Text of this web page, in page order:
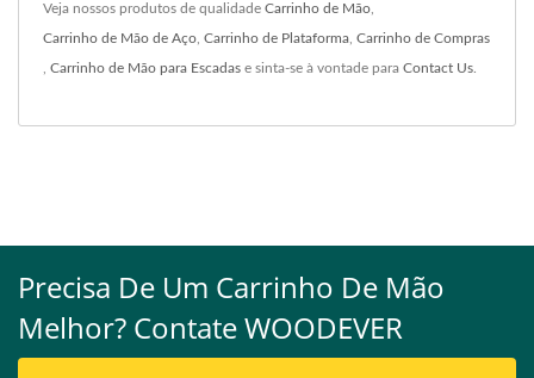
Veja nossos produtos de qualidade Carrinho de Mão
Carrinho de Mão de Aço Carrinho de Plataforma Carrinho de Compras
Carrinho de Mão para Escadas e sinta-se à vontade para Contact Us
Precisa De Um Carrinho De Mão
Melhor? Contate WOODEVER